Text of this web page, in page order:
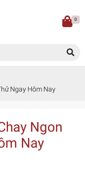
0
Ngay Hôm Nay
Ngon
Nay